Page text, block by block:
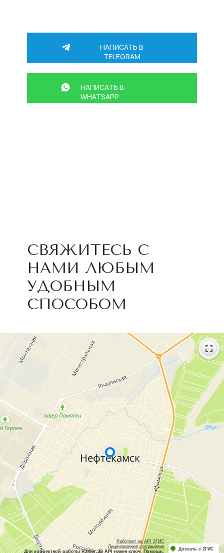
НАПИСАТЬ В
TELEGRAM
НАПИСАТЬ В
WHATSAPP
СВЯЖИТЕСЬ С
НАМИ ЛЮБЫМ
УДОБНЫМ
СПОСОБОМ